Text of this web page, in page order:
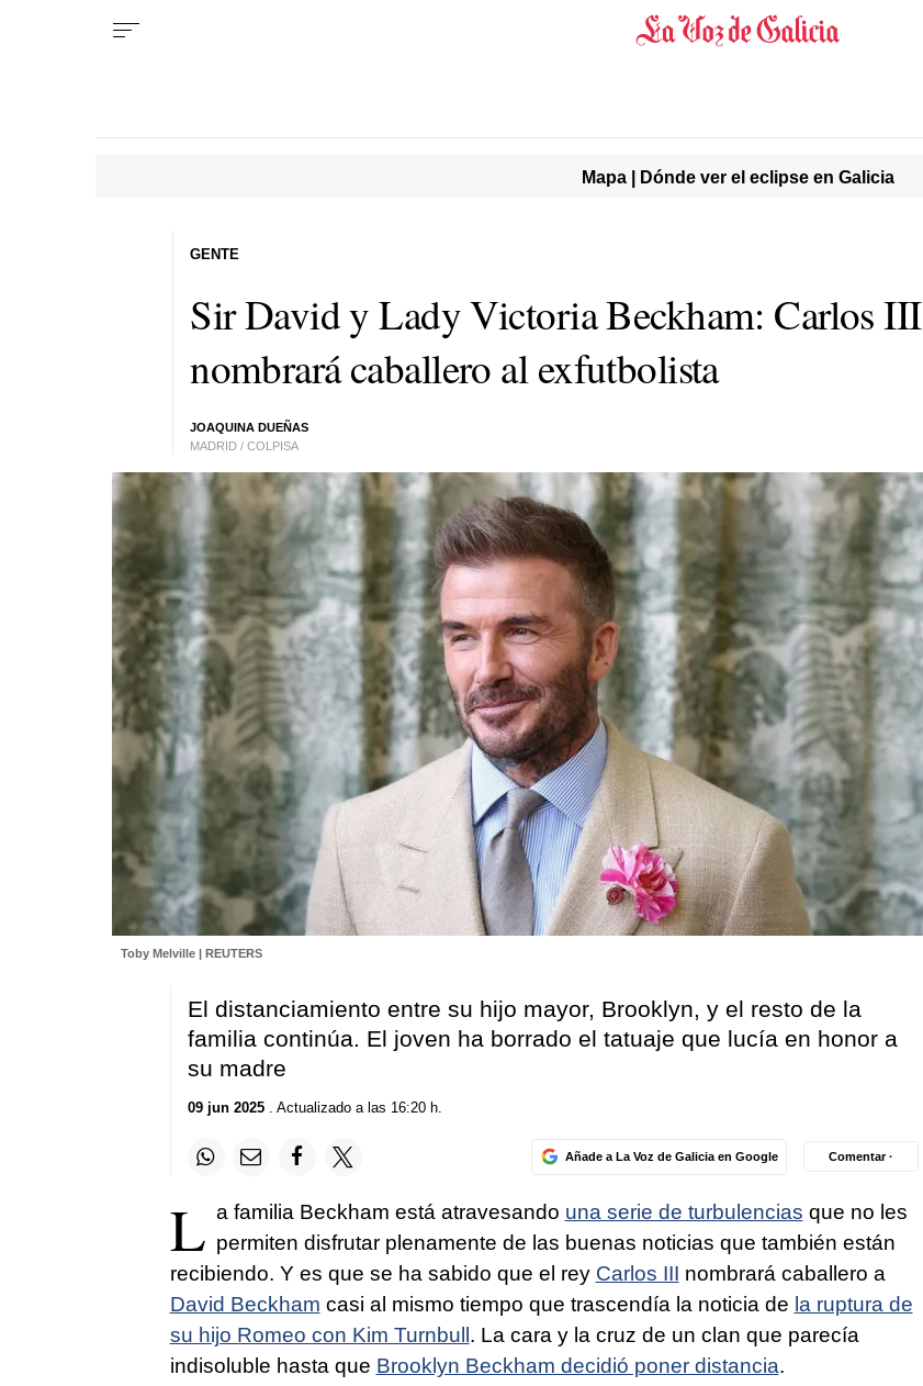
Mapa | Dónde ver el eclipse en Galicia
Sir David y Lady Victoria Beckham: Carlos III
nombrará caballero al exfutbolista
JOAQUINA DUEÑAS
MADRID / COLPISA
GENTE
Toby Melville | REUTERS
El distanciamiento entre su hijo mayor, Brooklyn, y el resto de la
familia continúa. El joven ha borrado el tatuaje que lucía en honor a
su madre
09 jun 2025. Actualizado a las 16:20 h.
Añade a La Voz de Galicia en Google Comentar ·
L a familia Beckham está atravesando una serie de turbulencias que no les
permiten disfrutar plenamente de las buenas noticias que también están
recibiendo. Y es que se ha sabido que el rey Carlos III nombrará caballero a
David Beckham casi al mismo tiempo que trascendía la noticia de la ruptura de
su hijo Romeo con Kim Turnbull. La cara y la cruz de un clan que parecía
indisoluble hasta que Brooklyn Beckham decidió poner distancia.